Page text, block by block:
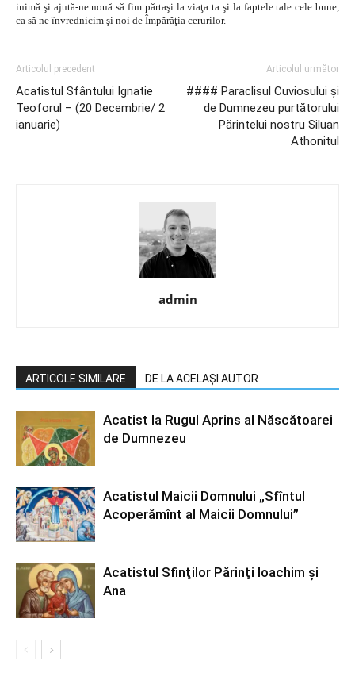
inimă şi ajută-ne nouă să fim părtaşi la viaţa ta şi la faptele tale cele bune,
ca să ne învrednicim şi noi de Împărăţia cerurilor.
Articolul precedent
Acatistul Sfântului Ignatie
Teoforul – (20 Decembrie/ 2
ianuarie)
Articolul următor
#### Paraclisul Cuviosului şi
de Dumnezeu purtătorului
Părintelui nostru Siluan
Athonitul
admin
ARTICOLE SIMILARE DE LA ACELAȘI AUTOR
Acatist la Rugul Aprins al Născătoarei
de Dumnezeu
Acatistul Maicii Domnului „Sfîntul
Acoperămînt al Maicii Domnului”
Acatistul Sfinţilor Părinţi Ioachim şi
Ana